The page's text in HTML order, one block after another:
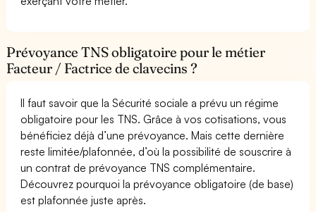
Prévoyance TNS obligatoire pour le métier
Facteur / Factrice de clavecins ?
Il faut savoir que la Sécurité sociale a prévu un régime
obligatoire pour les TNS. Grâce à vos cotisations, vous
bénéficiez déjà d’une prévoyance. Mais cette dernière
reste limitée/plafonnée, d’où la possibilité de souscrire à
un contrat de prévoyance TNS complémentaire.
Découvrez pourquoi la prévoyance obligatoire (de base)
est plafonnée juste après.